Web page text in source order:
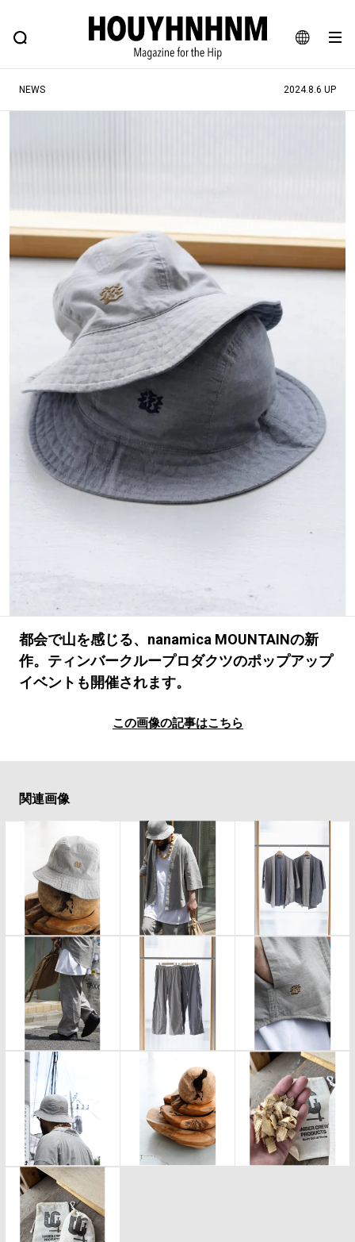
JA
EN
FEATURE BLOG SNAP
ヒップなファッション、カルチャー、ライフスタイルWEBマガジン
#NEW VINTAGE
#路地裏てぃーん。 #MONTHLY JOURNAL
#GH 銘品の所以 #フイナムのYouTube
#Commune H #FOCUS IT
#ととけん #FASHION #MUSIC #MOVIE
#LIFESTYLE #SNEAKER #OUTDOOR
#SPORTS #HANDSOME HANDBOOK
NEWS 2024.8.6 UP
都会で山を感じる、nanamica MOUNTAINの新
作。ティンバークループロダクツのポップアップ
イベントも開催されます。
この画像の記事はこちら
関連画像